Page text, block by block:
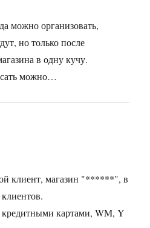
можно организовать,
но только после
в одну кучу.
можно…
клиент, магазин "******", в
кредитными картами, WM, Y